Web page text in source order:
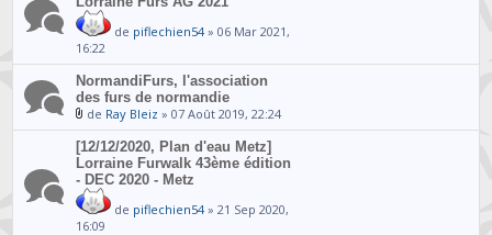
de piflechien54» 06 Mar 2021,
16:22
NormandiFurs, l'association
des furs de normandie
de Ray Bleiz » 07 Août 2019, 22:24
[12/12/2020, Plan d'eau Metz]
Lorraine Furwalk 43ème édition
- DEC 2020 - Metz
de piflechien54» 21 Sep 2020,
16:09